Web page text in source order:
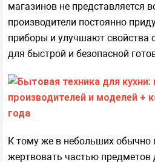
магазинов не представляется
производители постоянно
приборы и улучшают свойства
для быстрой и безопасной
К тому же в небольших обычно
жертвовать частью предметов